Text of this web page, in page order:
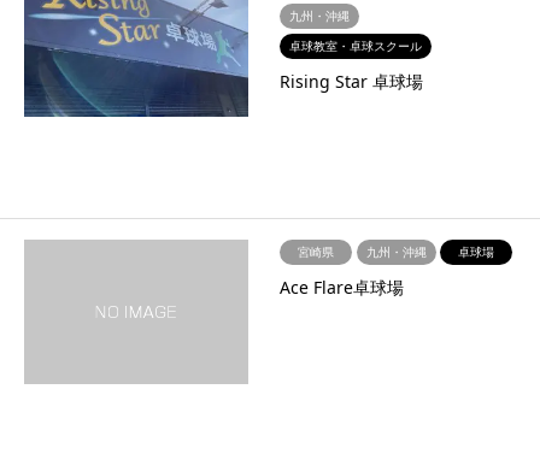
九州・沖縄
卓球教室・卓球スクール
Rising Star 卓球場
宮崎県 九州・沖縄 卓球場
Ace Flare卓球場